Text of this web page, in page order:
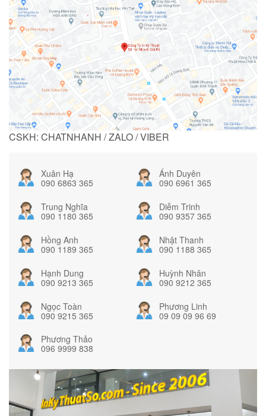
CSKH: CHATNHANH / ZALO / VIBER
Xuân Hạ
090 6863 365
Ánh Duyên
090 6961 365
Trung Nghĩa
090 1180 365
Diễm Trinh
090 9357 365
Hồng Anh
090 1189 365
Nhật Thanh
090 1188 365
Hạnh Dung
090 9213 365
Huỳnh Nhân
090 9212 365
Ngọc Toàn
090 9215 365
Phương Linh
09 09 09 96 69
Phương Thảo
096 9999 838